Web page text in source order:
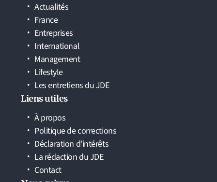
Actualités
France
Entreprises
International
Management
Lifestyle
Les entretiens du JDE
Liens utiles
À propos
Politique de corrections
Déclaration d’intérêts
La rédaction du JDE
Contact